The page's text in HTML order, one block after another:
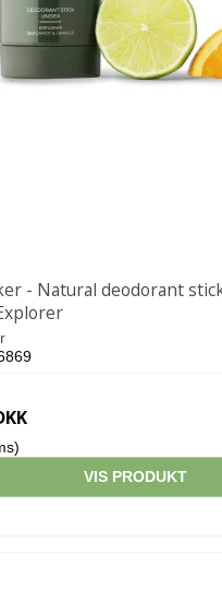
- Natural deodorant
VIS PRODUKT